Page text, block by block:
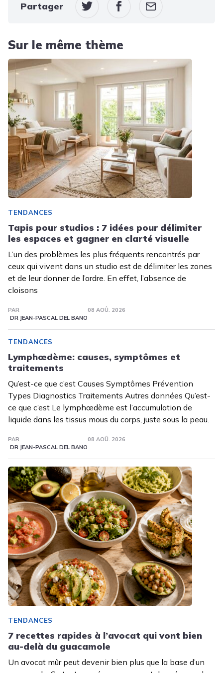
Partager
Sur le même thème
TENDANCES
Tapis pour studios : 7 idées pour délimiter
les espaces et gagner en clarté visuelle
L’un des problèmes les plus fréquents rencontrés par
ceux qui vivent dans un studio est de délimiter les zones
et de leur donner de l’ordre. En effet, l’absence de
cloisons
PAR
DR JEAN-PASCAL DEL BANO
08 AOÛ. 2026
TENDANCES
Lymphœdème: causes, symptômes et
traitements
Qu’est-ce que c’est Causes Symptômes Prévention
Types Diagnostics Traitements Autres données Qu’est-
ce que c’est Le lymphœdème est l’accumulation de
liquide dans les tissus mous du corps, juste sous la peau.
PAR
DR JEAN-PASCAL DEL BANO
08 AOÛ. 2026
TENDANCES
7 recettes rapides à l’avocat qui vont bien
au-delà du guacamole
Un avocat mûr peut devenir bien plus que la base d’un